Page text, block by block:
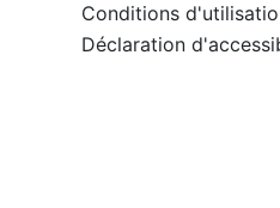
Conditions
Déclaration